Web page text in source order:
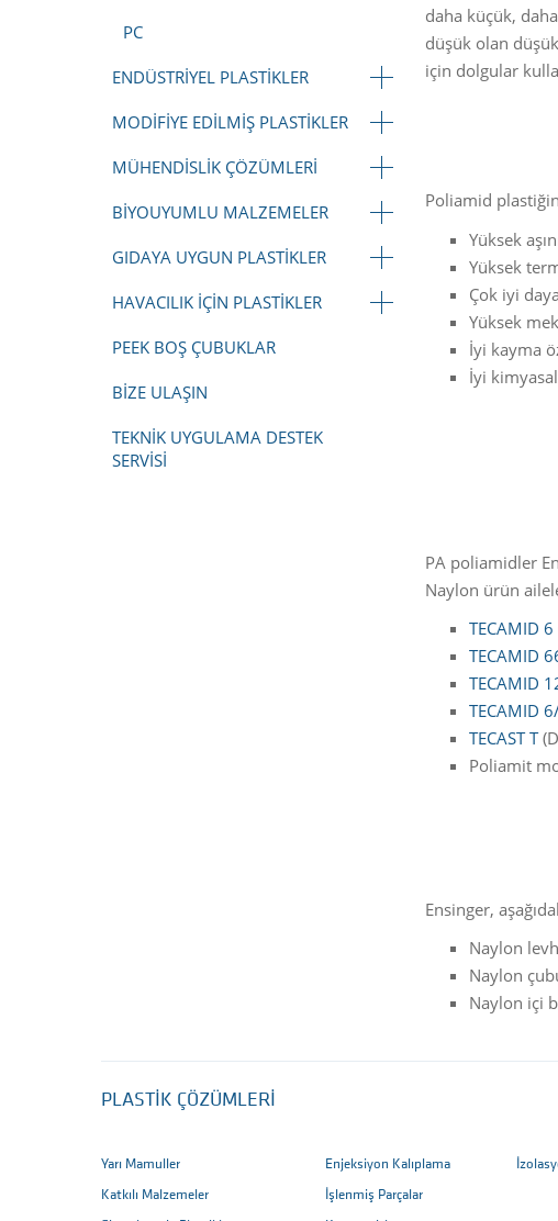
PC
ENDÜSTRIYEL PLASTIKLER
MODIFIYE EDILMIŞ PLASTIKLER
MÜHENDISLIK ÇÖZÜMLERI
BIYOUYUMLU MALZEMELER
GIDAYA UYGUN PLASTIKLER
HAVACILIK IÇIN PLASTIKLER
PEEK BOŞ ÇUBUKLAR
BIZE ULAŞIN
TEKNIK UYGULAMA DESTEK
SERVISI
daha küçük,
düşük olan
için dolgular
Poliamid
Yüksek
Yüksek
Çok iyi
Yüksek
İyi kayma
İyi
PA poliamidler
Naylon ürün
TECAMID 6
TECAMID
TECAMID
TECAMID
TECAST T
Poliamit
Ensinger,
Naylon
Naylon
Naylon içi
PLASTIK ÇÖZÜMLERI
Yarı Mamuller
Katkılı Malzemeler
Enjeksiyon Kalıplama
İşlenmiş Parçalar